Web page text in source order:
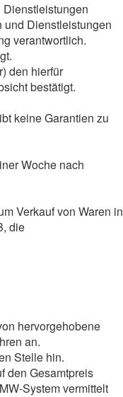
Dienstleistungen
und Dienstleistungen
verantwortlich.
den hierfür
bestätigt.
keine Garantien zu
Woche nach
Verkauf von Waren in
die
hervorgehobene
an.
Stelle hin.
den Gesamtpreis
System vermittelt